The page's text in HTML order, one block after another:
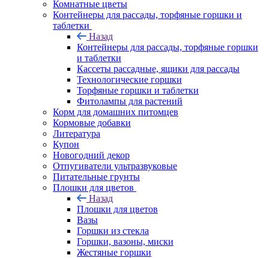
Комнатные цветы
Контейнеры для рассады, торфяные горшки и
таблетки
Назад
Контейнеры для рассады, торфяные горшки
и таблетки
Кассеты рассадные, ящики для рассады
Технологические горшки
Торфяные горшки и таблетки
Фитолампы для растений
Корм для домашних питомцев
Кормовые добавки
Литература
Купон
Новогодний декор
Отпугиватели ультразвуковые
Питательные грунты
Плошки для цветов
Назад
Плошки для цветов
Вазы
Горшки из стекла
Горшки, вазоны, миски
Жестяные горшки